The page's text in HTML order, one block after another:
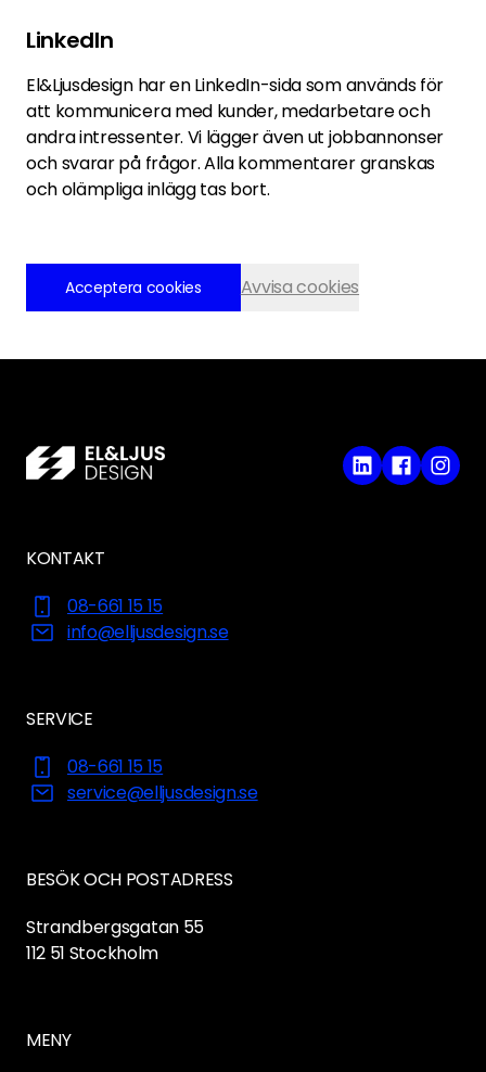
LinkedIn
El&Ljusdesign har en LinkedIn-sida som används för
att kommunicera med kunder, medarbetare och
andra intressenter. Vi lägger även ut jobbannonser
och svarar på frågor. Alla kommentarer granskas
och olämpliga inlägg tas bort.
Acceptera cookies Avvisa cookies
KONTAKT
08-661 15 15
info@elljusdesign.se
SERVICE
08-661 15 15
service@elljusdesign.se
BESÖK OCH POSTADRESS
Strandbergsgatan 55
112 51 Stockholm
MENY